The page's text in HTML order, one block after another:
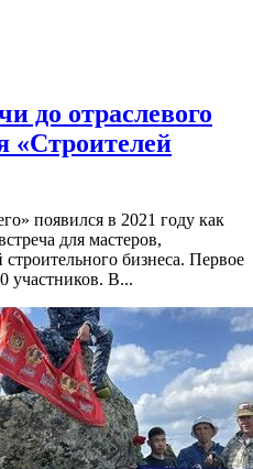
до отраслевого
«Строителей
появился в 2021 году как
для мастеров,
бизнеса. Первое
участников. В...